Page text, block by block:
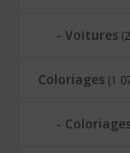
Voitures
Coloriages (1